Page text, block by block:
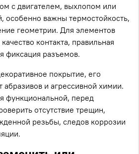
с двигателем, выхлопом или
особенно важны термостойкость,
геометрии. Для элементов
контакта, правильная
фиксация разъемов.
покрытие, его
абразивов и агрессивной химии.
функциональной, перед
отсутствие трещин,
резьбы, следов коррозии